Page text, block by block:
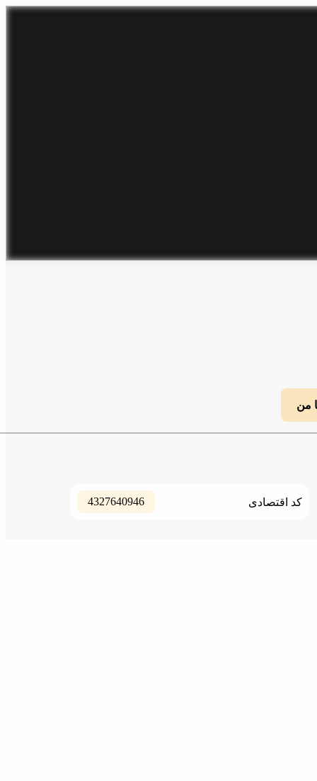
من
کد اقتصادی 4327640946